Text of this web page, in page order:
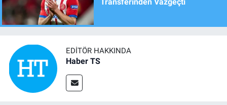
Transferinden Vazgeçti
EDITÖR HAKKINDA
Haber TS